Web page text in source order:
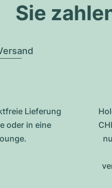
Sie
Lieferung
oder in eine